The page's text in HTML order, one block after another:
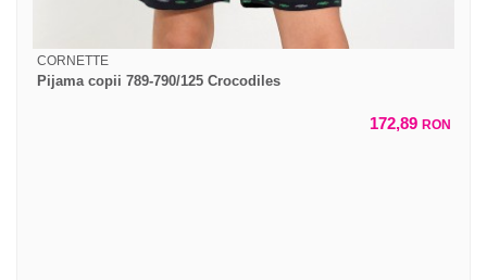
CORNETTE
Pijama copii 789-790/125 Crocodiles
172,89 RON